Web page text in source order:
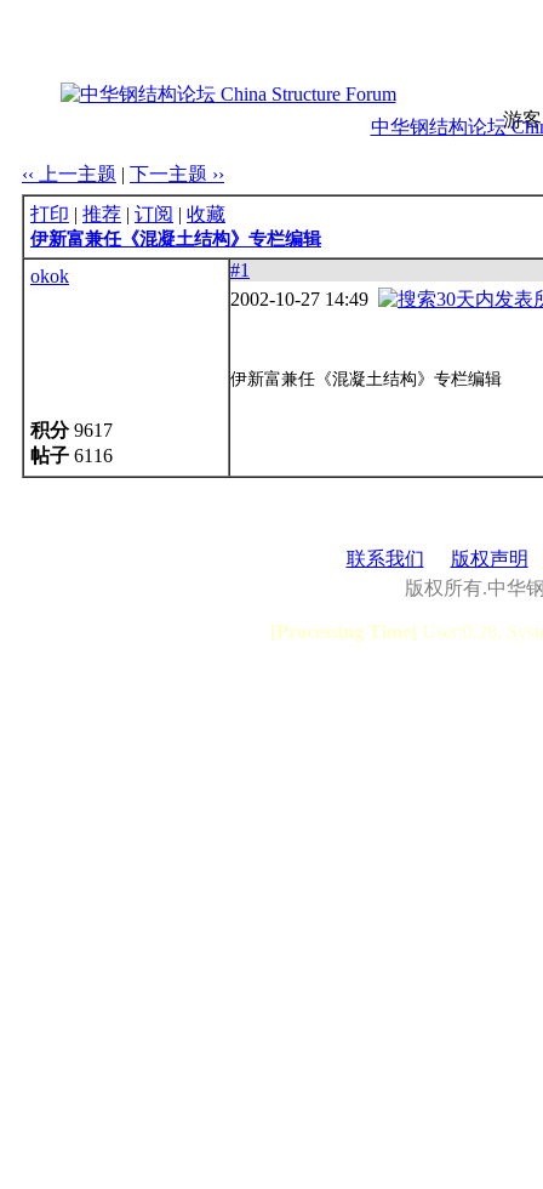
游
中华钢结构论坛
‹‹ 上一主题 | 下一主题 ››
打印 | 推荐 | 订阅 | 收藏
伊新富兼任《混凝土结构》专栏编辑
okok
积分9617
帖子 6116
#1
2002-10-27 14:49
伊新富兼任《混凝土结构》专栏编辑
联系我们
版权声明
版权所有.中华
[Processing Time] User:0.28,